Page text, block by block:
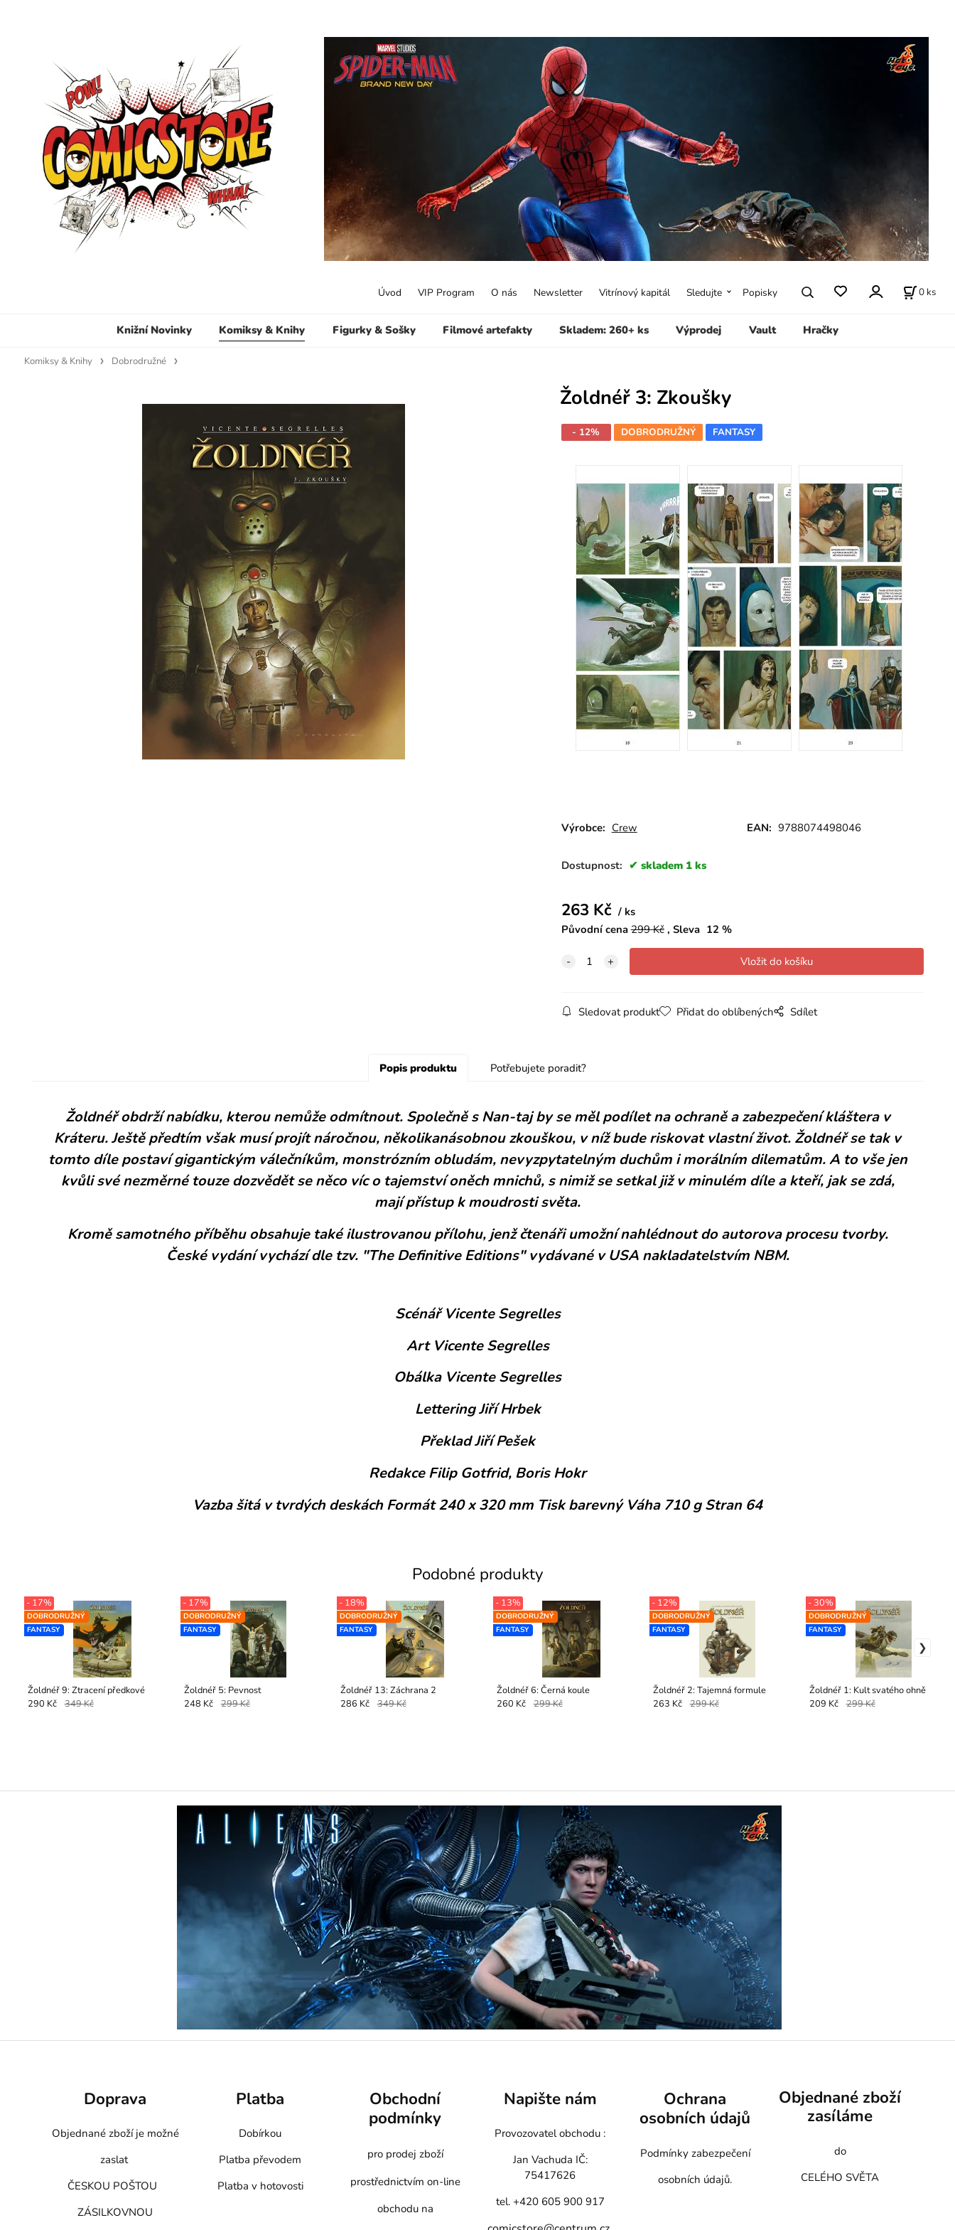
Knižní Novinky Komiksy & Knihy Figurky & Sošky Filmové artefakty Skladem: 260+ ks Výprodej Vault Hračky
Úvod VIP Program O nás Newsletter Vitrínový kapitál Sledujte Popisky 0 ks
Komiksy & Knihy Dobrodružné
Žoldnéř 3: Zkoušky
- 12% DOBRODRUŽNÝ FANTASY
Výrobce: Crew EAN: 9788074498046
Dostupnost: skladem 1 ks
263 Kč
ks
Původní cena 299Kč Sleva 12%
Sledovat produkt Přidat do oblíbených Sdílet
Popis produktu Potřebujete poradit?
Žoldnéř obdrží nabídku, kterou nemůže odmítnout. Společně s Nan-taj by se měl podílet na ochraně a zabezpečení kláštera v
Kráteru. Ještě předtím však musí projít náročnou, několikanásobnou zkouškou, v níž bude riskovat vlastní život. Žoldnéř se tak v
tomto díle postaví gigantickým válečníkům, monstrózním obludám, nevyzpytatelným duchům i morálním dilematům. A to vše jen
kvůli své nezměrné touze dozvědět se něco víc o tajemství oněch mnichů, s nimiž se setkal již v minulém díle a kteří, jak se zdá,
mají přístup k moudrosti světa.
Kromě samotného příběhu obsahuje také ilustrovanou přílohu, jenž čtenáři umožní nahlédnout do autorova procesu tvorby.
České vydání vychází dle tzv. "The Definitive Editions" vydávané v USA nakladatelstvím NBM.
Scénář Vicente Segrelles
Art Vicente Segrelles
Obálka Vicente Segrelles
Lettering Jiří Hrbek
Překlad Jiří Pešek
Redakce Filip Gotfrid, Boris Hokr
Vazba šitá v tvrdých deskách Formát 240 x 320 mm Tisk barevný Váha 710 g Stran 64
Podobné produkty
Žoldnéř 9: Ztracení předkové
DOBRODRUŽNÝ
FANTASY
- 17%
290 Kč 349 Kč
Žoldnéř 5: Pevnost
DOBRODRUŽNÝ
FANTASY
- 17%
248 Kč 299 Kč
Žoldnéř 13: Záchrana 2
DOBRODRUŽNÝ
FANTASY
- 18%
286 Kč 349 Kč
Žoldnéř 6: Černá koule
DOBRODRUŽNÝ
FANTASY
- 13%
260 Kč 299 Kč
Žoldnéř 2: Tajemná formule
DOBRODRUŽNÝ
FANTASY
- 12%
263 Kč 299 Kč
Žoldnéř 1: Kult svatého ohně
DOBRODRUŽNÝ
FANTASY
- 30%
209 Kč 299 Kč
Doprava
Objednané zboží je možné
zaslat
ČESKOU POŠTOU
ZÁSILKOVNOU
Platba
Dobírkou
Platba převodem
Platba v hotovosti
Obchodní
podmínky
pro prodej zboží
prostřednictvím on-line
obchodu na
Napište nám
Provozovatel obchodu :
Jan Vachuda IČ:
75417626
tel. +420 605 900 917
Ochrana
osobních údajů
Podmínky zabezpečení
osobních údajů.
Objednané zboží
zasíláme
do
CELÉHO SVĚTA